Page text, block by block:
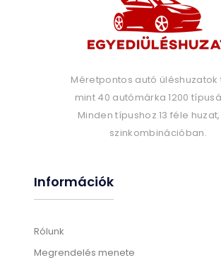
Méretpontos autó üléshuzatok
mint 40 autómárka 1200
Minden típushoz 13 féle
szinkombinációban.
Információk
Rólunk
Megrendelés menete